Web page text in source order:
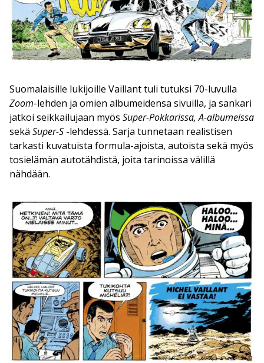
Suomalaisille lukijoille Vaillant tuli tutuksi 70-luvulla
Zoom-lehden ja omien albumeidensa sivuilla, ja sankari
jatkoi seikkailujaan myös Super-Pokkarissa, A-albumeissa
sekä Super-S -lehdessä. Sarja tunnetaan realistisen
tarkasti kuvatuista formula-ajoista, autoista sekä myös
tosielämän autotähdistä, joita tarinoissa välillä
nähdään.